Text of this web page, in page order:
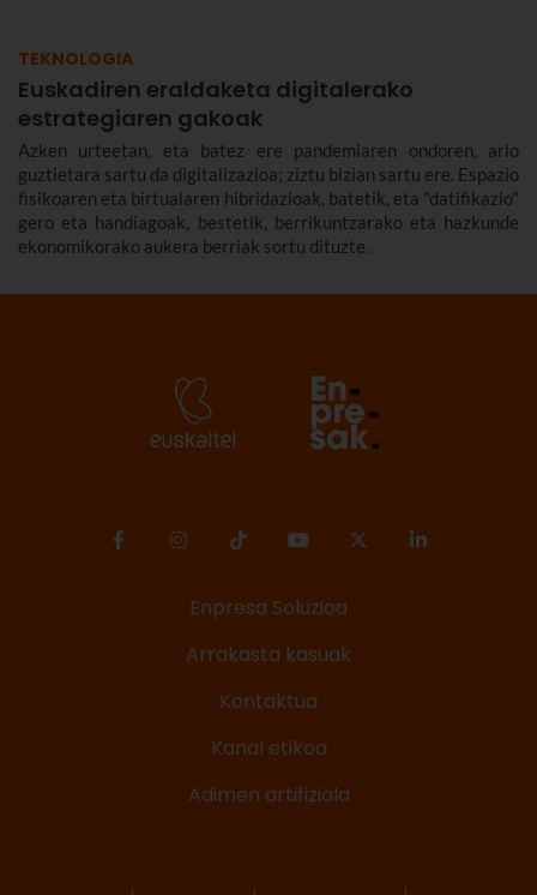
TEKNOLOGIA
Euskadiren eraldaketa digitalerako
estrategiaren gakoak
Azken urteetan, eta batez ere pandemiaren ondoren, arlo
guztietara sartu da digitalizazioa; ziztu bizian sartu ere. Espazio
fisikoaren eta birtualaren hibridazioak, batetik, eta "datifikazio"
gero eta handiagoak, bestetik, berrikuntzarako eta hazkunde
ekonomikorako aukera berriak sortu dituzte.
Enpresa Soluzioa
Arrakasta kasuak
Kontaktua
Kanal etikoa
Adimen artifiziala